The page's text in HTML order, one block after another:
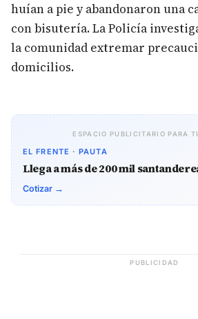
huían a pie y abandonaron una
con bisutería. La Policía
la comunidad extremar
domicilios.
ESPACIO PUBLICITARIO PARA
EL FRENTE · PAUTA
Llega a más de 200 mil
Cotizar →
PUBLICIDAD